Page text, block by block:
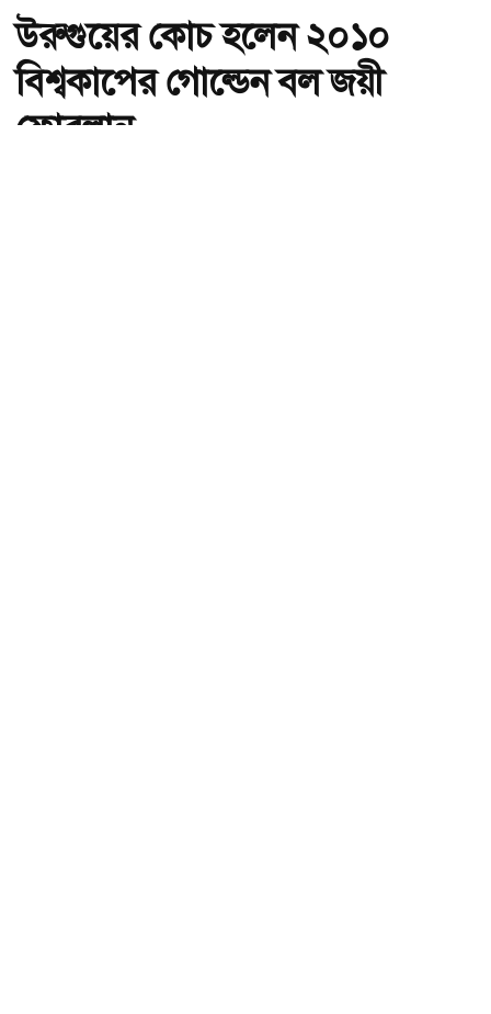
উরুগুয়ের কোচ হলেন ২০১০
বিশ্বকাপের গোল্ডেন বল জয়ী
ফোরলান